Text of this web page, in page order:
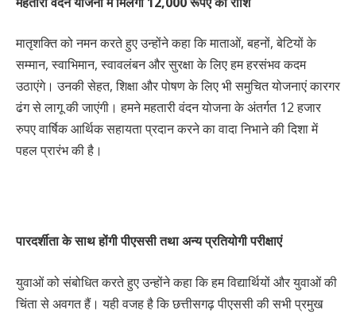
मातृशक्ति को नमन करते हुए उन्होंने कहा कि माताओं, बहनों, बेटियों के
सम्मान, स्वाभिमान, स्वावलंबन और सुरक्षा के लिए हम हरसंभव कदम
उठाएंगे। उनकी सेहत, शिक्षा और पोषण के लिए भी समुचित योजनाएं कारगर
ढंग से लागू की जाएंगी। हमने महतारी वंदन योजना के अंतर्गत 12 हजार
रुपए वार्षिक आर्थिक सहायता प्रदान करने का वादा निभाने की दिशा में
पहल प्रारंभ की है।
पारदर्शीता के साथ होंगी पीएससी तथा अन्य प्रतियोगी परीक्षाएं
युवाओं को संबोधित करते हुए उन्होंने कहा कि हम विद्यार्थियों और युवाओं की
चिंता से अवगत हैं। यही वजह है कि छत्तीसगढ़ पीएससी की सभी प्रमुख